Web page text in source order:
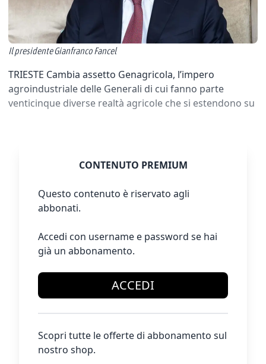
Il presidente Gianfranco Fancel
TRIESTE Cambia assetto Genagricola, l’impero
agroindustriale delle Generali di cui fanno parte
venticinque diverse realtà agricole che si estendono su
CONTENUTO PREMIUM
Questo contenuto è riservato agli
abbonati.
Accedi con username e password se hai
già un abbonamento.
ACCEDI
Scopri tutte le offerte di abbonamento sul
nostro shop.